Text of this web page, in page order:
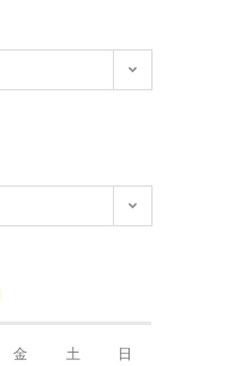
金 土 日